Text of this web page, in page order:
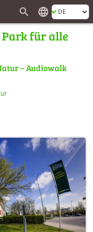
search language
Park für alle
– Audiowalk